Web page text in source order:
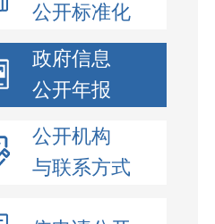
公开标准化
政府信息
公开年报
公开机构
与联系方式